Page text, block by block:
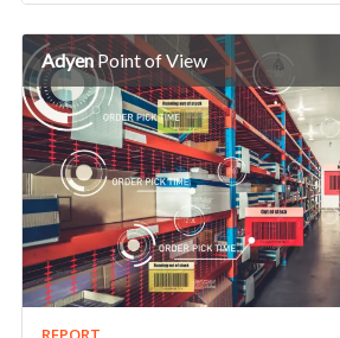
AdyenPoint of View